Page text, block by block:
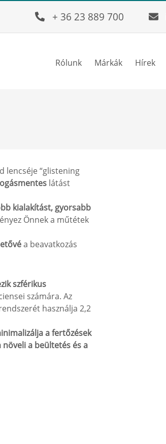
+ 36 23 889 700
Rólunk Márkák Hírek
lencséje “glistening
látást
kialakítást, gyorsabb
Önnek a műtétek
a beavatkozás
szférikus
számára. Az
használja 2,2
a fertőzések
a beültetés és a